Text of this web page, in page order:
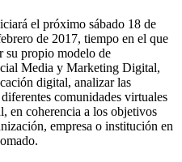
el próximo sábado 18 de
de 2017, tiempo en el que
su propio modelo de
Media y Marketing Digital,
digital, analizar las
comunidades virtuales
en coherencia a los objetivos
empresa o institución en